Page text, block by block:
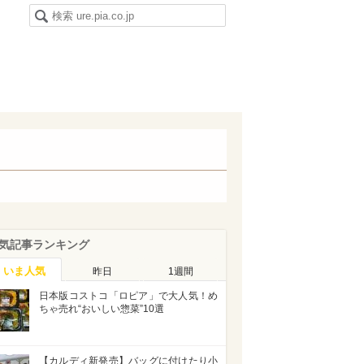
記事ランキング
いま人気 昨日 1週間
日本版コストコ「ロピア」で大人気！め
ちゃ売れ“おいしい惣菜”10選
【カルディ新発売】バッグに付けたり小